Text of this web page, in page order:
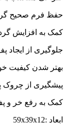
حفظ فرم صحیح
کمک به افزایش
جلوگیری از ایجاد
بهتر شدن کیفیت
پیشگیری از
کمک به رفع خر و
ابعاد :59x39x12